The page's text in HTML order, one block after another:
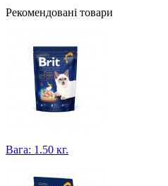
Рекомендовані товари
Вага: 1.50 кг.